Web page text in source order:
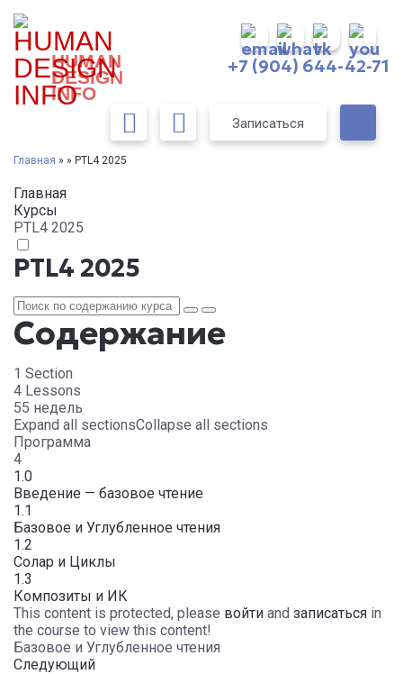
HUMAN
DESIGN
INFO
+7 (904) 644-42-71
Записаться
Главная » » PTL4 2025
Главная
Курсы
PTL4 2025
PTL4 2025
Содержание
1 Section
4 Lessons
55 недель
Expand all sectionsCollapse all sections
Программа
4
1.0
Введение — базовое чтение
1.1
Базовое и Углубленное чтения
1.2
Солар и Циклы
1.3
Композиты и ИК
This content is protected, please войти and записаться in
the course to view this content!
Базовое и Углубленное чтения
Следующий